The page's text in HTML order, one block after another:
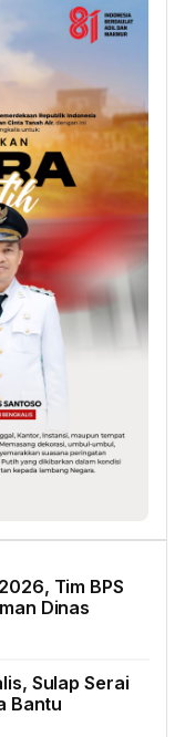
Tim BPS
Dinas
Sulap Serai
Bantu